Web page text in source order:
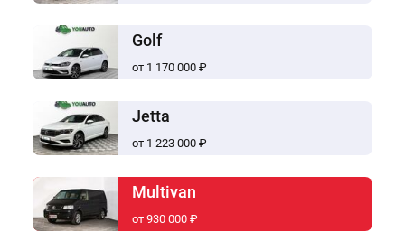
Golf
от 1 170 000 ₽
Jetta
от 1 223 000 ₽
Multivan
от 930 000 ₽